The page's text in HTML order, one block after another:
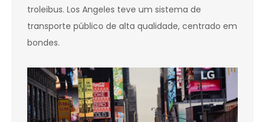
troleibus. Los Angeles teve um sistema de
transporte público de alta qualidade, centrado em
bondes.